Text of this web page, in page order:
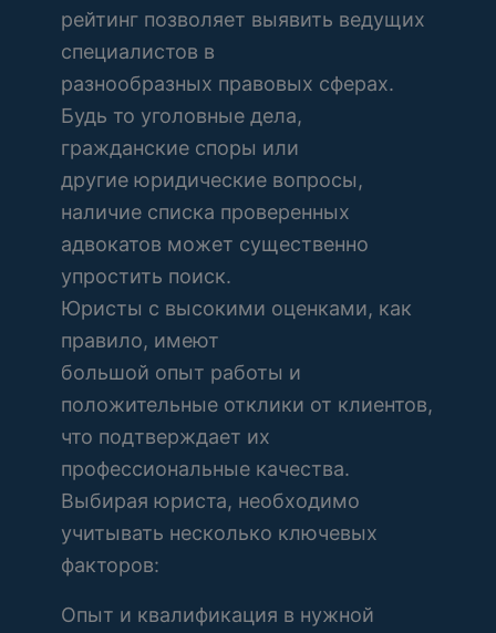
рейтинг позволяет выявить ведущих
специалистов в
разнообразных правовых сферах.
Будь то уголовные дела,
гражданские споры или
другие юридические вопросы,
наличие списка проверенных
адвокатов может существенно
упростить поиск.
Юристы с высокими оценками, как
правило, имеют
большой опыт работы и
положительные отклики от клиентов,
что подтверждает их
профессиональные качества.
Выбирая юриста, необходимо
учитывать несколько ключевых
факторов:
Опыт и квалификация в нужной